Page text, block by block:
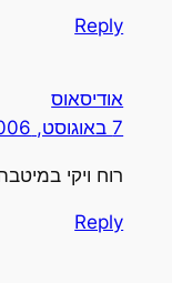
Reply
אודיסאוס
7 באוגוסט, 2006
רוח ויקי
Reply